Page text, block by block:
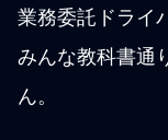
業務委託ドライ
みんな教科書通
ん。